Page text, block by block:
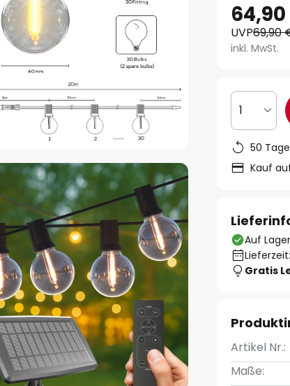
UVP69,90
inkl. MwSt.
1
50
Kauf
Auf Lager
Gratis
Artikel Nr.:
Maße: